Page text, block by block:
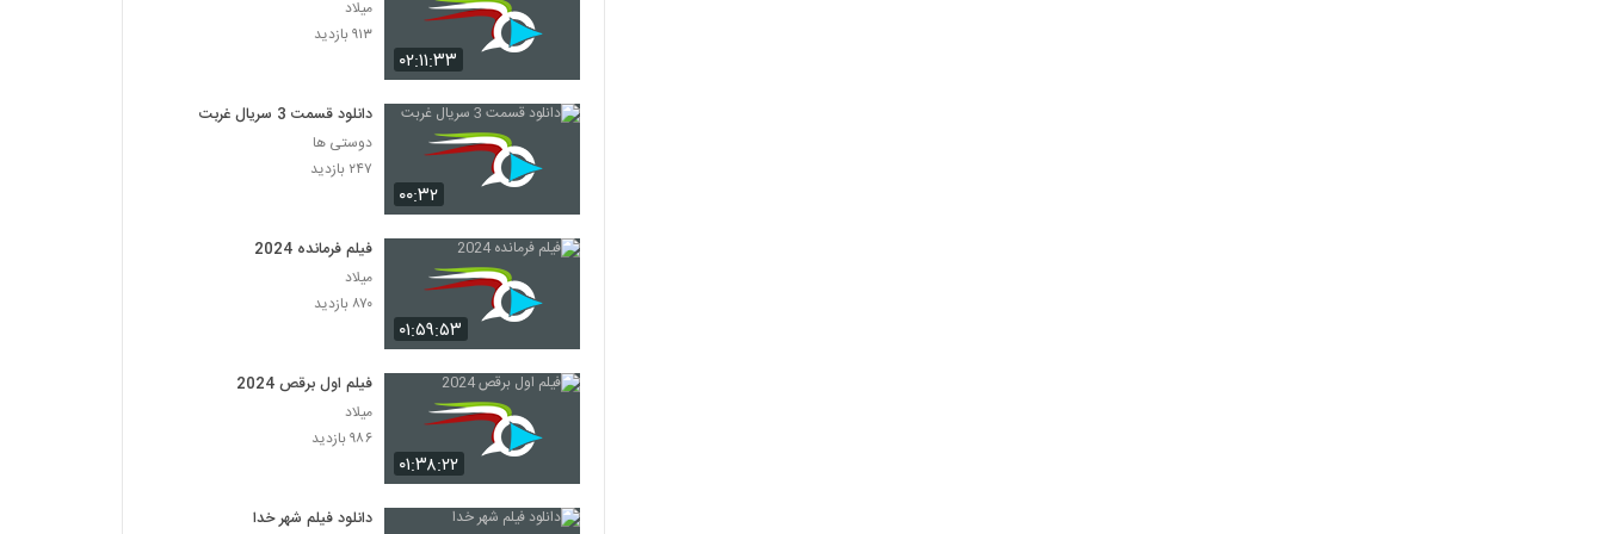
۰۲:۱۱:۳۳
میلاد
۹۱۳ بازدید
۰۰:۳۲
دانلود قسمت 3 سریال غربت
دوستی ها
۲۴۷ بازدید
۰۱:۵۹:۵۳
فیلم فرمانده 2024
میلاد
۸۷۰ بازدید
۰۱:۳۸:۲۲
فیلم اول برقص 2024
میلاد
۹۸۶ بازدید
دانلود فیلم شهر خدا